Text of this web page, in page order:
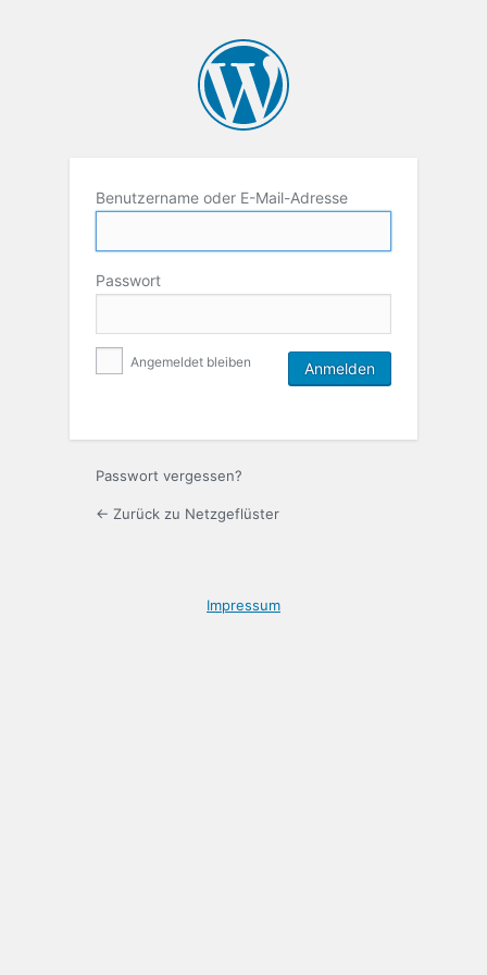
Benutzername oder E-Mail-Adresse
Passwort
Angemeldet bleiben
Passwort vergessen?
← Zurück zu Netzgeflüster
Impressum